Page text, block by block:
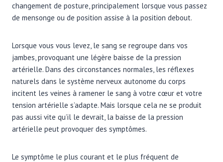
changement de posture, principalement lorsque vous passez
de mensonge ou de position assise à la position debout.
Lorsque vous vous levez, le sang se regroupe dans vos
jambes, provoquant une légère baisse de la pression
artérielle. Dans des circonstances normales, les réflexes
naturels dans le système nerveux autonome du corps
incitent les veines à ramener le sang à votre cœur et votre
tension artérielle s’adapte. Mais lorsque cela ne se produit
pas aussi vite qu’il le devrait, la baisse de la pression
artérielle peut provoquer des symptômes.
Le symptôme le plus courant et le plus fréquent de